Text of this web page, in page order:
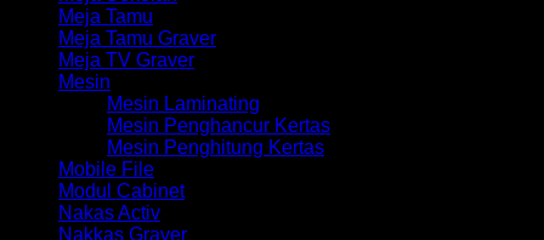
Meja Tamu
Meja Tamu Graver
Meja TV Graver
Mesin
Mesin Laminating
Mesin Penghancur Kertas
Mesin Penghitung Kertas
Mobile File
Modul Cabinet
Nakas Activ
Nakkas Graver